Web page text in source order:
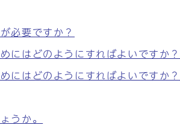
必要ですか？
にはどのようにすればよいですか？
にはどのようにすればよいですか？
うか。